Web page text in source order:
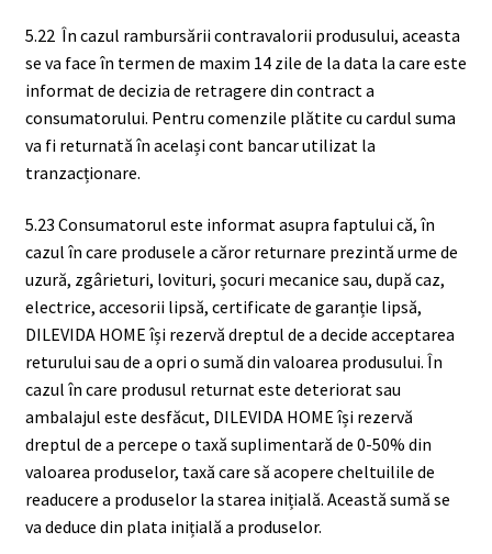
5.22 În cazul rambursării contravalorii produsului, aceasta
se va face în termen de maxim 14 zile de la data la care este
informat de decizia de retragere din contract a
consumatorului. Pentru comenzile plătite cu cardul suma
va fi returnată în același cont bancar utilizat la
tranzacționare.
5.23 Consumatorul este informat asupra faptului că, în
cazul în care produsele a căror returnare prezintă urme de
uzură, zgârieturi, lovituri, șocuri mecanice sau, după caz,
electrice, accesorii lipsă, certificate de garanție lipsă,
DILEVIDA HOME își rezervă dreptul de a decide acceptarea
returului sau de a opri o sumă din valoarea produsului. În
cazul în care produsul returnat este deteriorat sau
ambalajul este desfăcut, DILEVIDA HOME își rezervă
dreptul de a percepe o taxă suplimentară de 0-50% din
valoarea produselor, taxă care să acopere cheltuilile de
readucere a produselor la starea inițială. Această sumă se
va deduce din plata inițială a produselor.